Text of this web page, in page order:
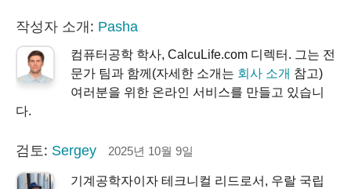
작성자 소개: Pasha
컴퓨터공학 학사, CalcuLife.com 디렉터. 그는 전
문가 팀과 함께(자세한 소개는 회사 소개 참고)
여러분을 위한 온라인 서비스를 만들고 있습니
다.
검토: Sergey 2025년 10월 9일
기계공학자이자 테크니컬 리드로서, 우랄 국립